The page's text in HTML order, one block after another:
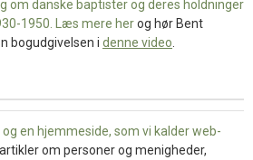
om danske baptister og deres holdninger
1950. Læs mere herog hør Bent
bogudgivelsen i denne video
en hjemmeside, som vi kalder web-
artikler om personer og menigheder,